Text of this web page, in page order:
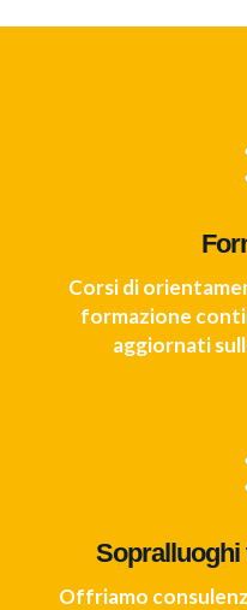
Corsi di
formazione
aggiornati
Sopralluoghi
Offriamo